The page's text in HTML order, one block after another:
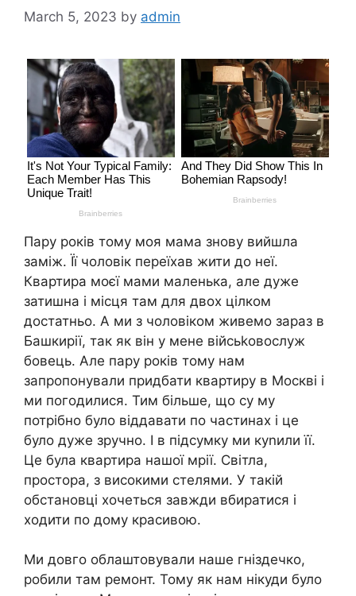
March 5, 2023 by admin
Пару років тому моя мама знову вийшла
заміж. Її чоловік переїхав жити до неї.
Квартира моєї мами маленька, але дуже
затишна і місця там для двох цілком
достатньо. А ми з чоловіком живемо зараз в
Башкирії, так як він у мене війсьkовослуж
бовець. Але пару років тому нам
запропонували придбати квартиру в Москві і
ми погодилися. Тим більше, що су му
потрібно було віддавати по частинах і це
було дуже зручно. І в підсумку ми куnили її.
Це була квартира нашої мрії. Світла,
простора, з високими стелями. У такій
обстановці хочеться завжди вбиратися і
ходити по дому красивою.
Ми довго облаштовували наше гніздечко,
робили там ремонт. Тому як нам нікуди було